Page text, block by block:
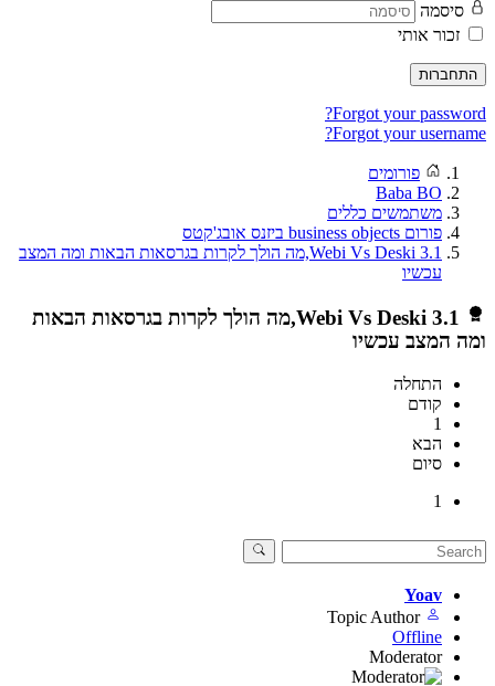
סיסמה
זכור אותי
התחברות
Forgot your password?
Forgot your username?
פורומים
Baba BO
משתמשים כללים
פורום business objects ביזנס אובג'קטס
Webi Vs Deski 3.1,מה הולך לקרות בגרסאות הבאות ומה המצב
עכשיו
Webi Vs Deski 3.1,מה הולך לקרות בגרסאות הבאות
ומה המצב עכשיו
התחלה
קודם
1
הבא
סיום
1
Yoav
Topic Author
Offline
Moderator